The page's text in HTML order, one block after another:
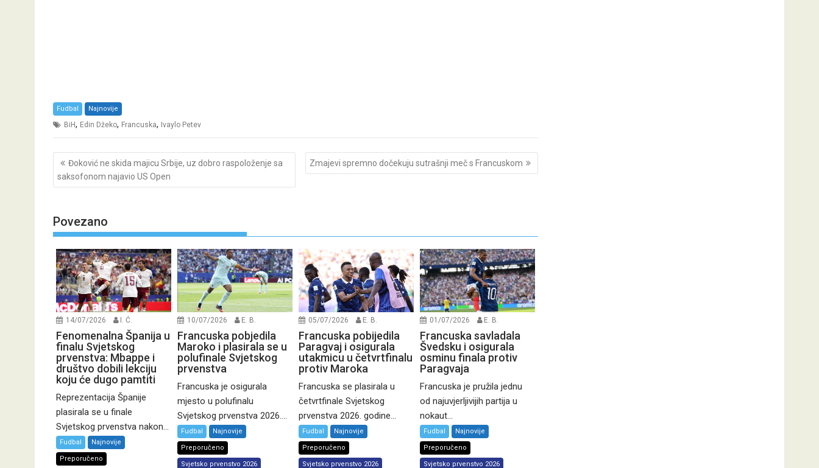
Fudbal Najnovije
BiH, Edin Džeko, Francuska, Ivaylo Petev
Post
navigation
Đoković ne skida majicu Srbije, uz dobro raspoloženje sa
saksofonom najavio US Open
Zmajevi spremno dočekuju sutrašnji meč s Francuskom
Povezano
14/07/2026 I. Ć.
Fenomenalna Španija u
finalu Svjetskog
prvenstva: Mbappe i
društvo dobili lekciju
koju će dugo pamtiti
Reprezentacija Španije
plasirala se u finale
Svjetskog prvenstva nakon...
Fudbal Najnovije
Preporučeno
10/07/2026 E. B.
Francuska pobjedila
Maroko i plasirala se u
polufinale Svjetskog
prvenstva
Francuska je osigurala
mjesto u polufinalu
Svjetskog prvenstva 2026....
Fudbal Najnovije
Preporučeno
Svjetsko prvenstvo 2026
05/07/2026 E. B.
Francuska pobijedila
Paragvaj i osigurala
utakmicu u četvrtfinalu
protiv Maroka
Francuska se plasirala u
četvrtfinale Svjetskog
prvenstva 2026. godine...
Fudbal Najnovije
Preporučeno
Svjetsko prvenstvo 2026
01/07/2026 E. B.
Francuska savladala
Švedsku i osigurala
osminu finala protiv
Paragvaja
Francuska je pružila jednu
od najuvjerljivijih partija u
nokaut...
Fudbal Najnovije
Preporučeno
Svjetsko prvenstvo 2026